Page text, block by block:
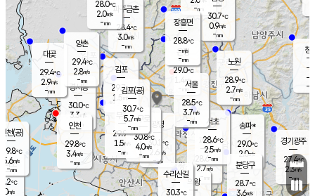
의도
℃
m/s
-mm
과천
28.6℃
2.7m/s
- mm
경기광주
27.4℃
2.3m/s
-mm
경서동
30.0℃
3.3 m/s
-mm
파주금촌
28.4℃
3.0m/s
-mm
대곶
29.4℃
2.9m/s
-mm
창
-
-m/
-
28.0℃
2.0m/s
-mm
의왕
김포
29.7℃
1.5 m/s
mm
광명
30.1
℃
2.6 m/s
-mm
부천
29.9℃
1.5m/s
-mm
양촌
29.4℃
2.8m/s
-mm
구로
30.8℃
4.0m/s
-mm
은평
29.0℃
1.4 m/s
- mm
노원
28.9℃
2.7m/s
-mm
송파*
29.0℃
2.0m/s
-mm
서초
28.6℃
2.5m/s
-mm
30.7℃
0.9m/s
-mm
수리산길
30.3℃
분당구
28.7℃
3.6m/s
장흥면
28.8℃
-m/s
-mm
인천(공)
29.8℃
5.6m/s
-mm
김포(공)
30.7℃
5.7m/s
-mm
인천
29.8℃
3.4m/s
-mm
서울
28.5℃
3.7m/s
-mm